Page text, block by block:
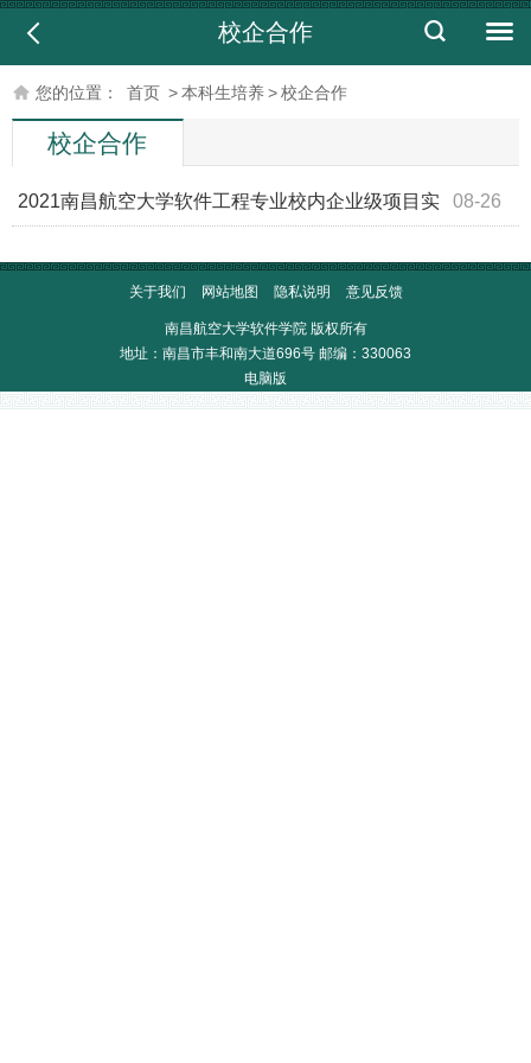
校企合作
您的位置： 首页 >本科生培养>校企合作
校企合作
08-26
​2021南昌航空大学软件工程专业校内企业级项目实
关于我们 网站地图 隐私说明 意见反馈
南昌航空大学软件学院 版权所有
地址：南昌市丰和南大道696号 邮编：330063
电脑版